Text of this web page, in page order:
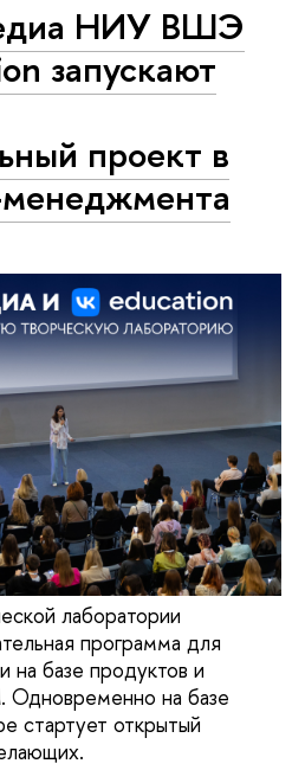
НИУ ВШЭ
запускают
проект в
лаборатории
программа для
базе продуктов и
Одновременно на базе
стартует открытый